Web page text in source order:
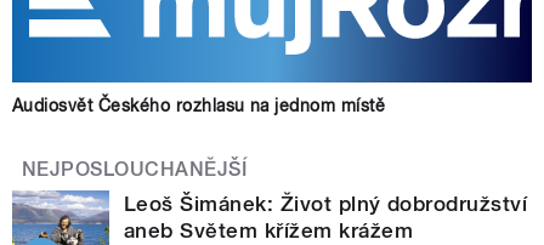
Audiosvět Českého rozhlasu na jednom místě
NEJPOSLOUCHANĚJŠÍ
Leoš Šimánek: Život plný dobrodružství
aneb Světem křížem krážem